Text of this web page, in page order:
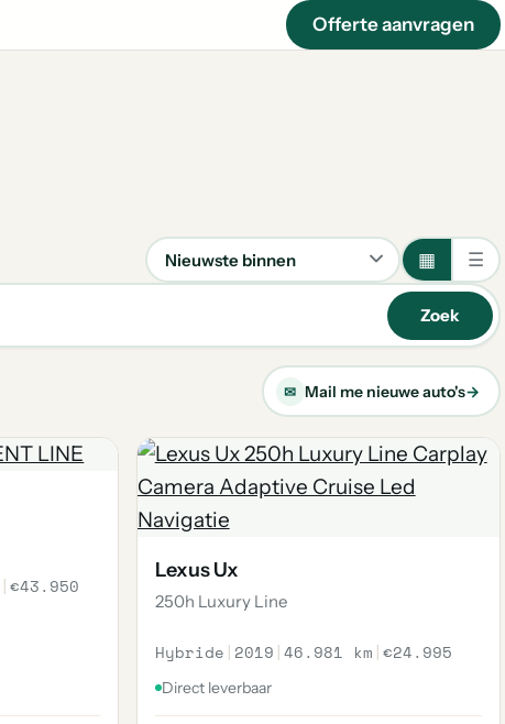
Offerte aanvragen
Sorteren
▦ ☰
Zoek
✉ Mail me nieuwe auto's→
|€43.950
Lexus Ux
250h Luxury Line
Hybride | 2019 |46.981 km |€24.995
Direct leverbaar